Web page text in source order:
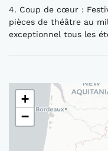
4. Coup de cœur :
pièces de théâtre au
exceptionnel tous les
+
−